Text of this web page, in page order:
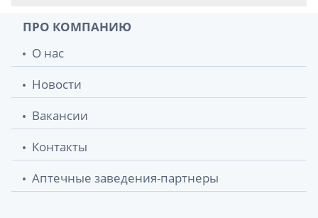
ПРО КОМПАНИЮ
О нас
Новости
Вакансии
Контакты
Аптечные заведения-партнеры